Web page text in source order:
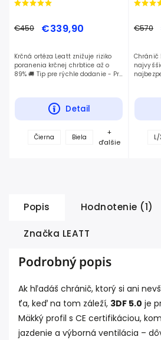
€450 €339,90
Detail
Krčná ortéza Leatt znižuje riziko
poranenia krčnej chrbtice až o
89% 🚚 Tip pre rýchle dodanie - Pri
Čierna Biela
+
ďalšie
€570
Chránič
GLS vám...
L/
Popis Hodnotenie (1)
Značka LEATT
Podrobný popis
Ak hľadáš chránič, ktorý si ani
ťa, keď na tom záleží, 3DF 5.0 je
Mäkký profil s CE certifikáciou,
jazdenie a výborná ventilácia –